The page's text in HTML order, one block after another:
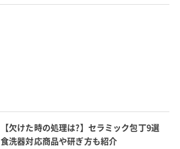
【欠けた時の処理は?】セラミック包丁9選
食洗器対応商品や研ぎ方も紹介